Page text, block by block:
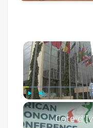
Play Unmute